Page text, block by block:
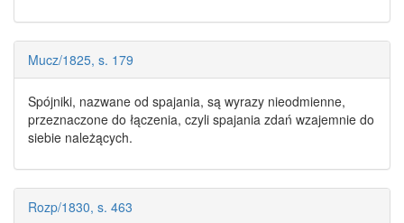
Mucz/1825, s. 179
Spójniki, nazwane od spajania, są wyrazy nieodmienne,
przeznaczone do łączenia, czyli spajania zdań wzajemnie do
siebie należących.
Rozp/1830, s. 463